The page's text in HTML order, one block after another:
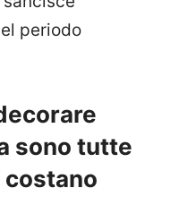
periodo
sono tutte
costano